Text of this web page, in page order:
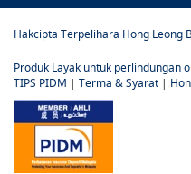
Hakcipta Terpelihara Hong Leong
Produk Layak untuk perlindungan
TIPS PIDM | Terma & Syarat |